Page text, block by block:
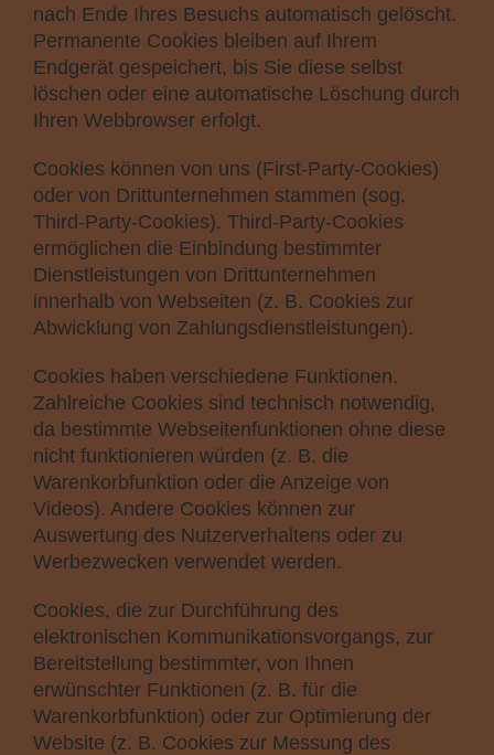
nach Ende Ihres Besuchs automatisch gelöscht.
Permanente Cookies bleiben auf Ihrem
Endgerät gespeichert, bis Sie diese selbst
löschen oder eine automatische Löschung durch
Ihren Webbrowser erfolgt.
Cookies können von uns (First-Party-Cookies)
oder von Drittunternehmen stammen (sog.
Third-Party-Cookies). Third-Party-Cookies
ermöglichen die Einbindung bestimmter
Dienstleistungen von Drittunternehmen
innerhalb von Webseiten (z. B. Cookies zur
Abwicklung von Zahlungsdienstleistungen).
Cookies haben verschiedene Funktionen.
Zahlreiche Cookies sind technisch notwendig,
da bestimmte Webseitenfunktionen ohne diese
nicht funktionieren würden (z. B. die
Warenkorbfunktion oder die Anzeige von
Videos). Andere Cookies können zur
Auswertung des Nutzerverhaltens oder zu
Werbezwecken verwendet werden.
Cookies, die zur Durchführung des
elektronischen Kommunikationsvorgangs, zur
Bereitstellung bestimmter, von Ihnen
erwünschter Funktionen (z. B. für die
Warenkorbfunktion) oder zur Optimierung der
Website (z. B. Cookies zur Messung des